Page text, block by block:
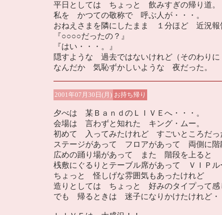
平日としては ちょっと 飲みすぎの帰り道。
私を かつての敬称で 呼ぶ人が・・・。
おねえさまを隣にしたまま １分ほど 近況報
『○○○○だったの？』
『はい・・・。』
隠すような 過去ではないけれど（そのわり
なんだか 気恥ずかしいような 夜だった。
2001年07月30日(月) お持ち帰り
夕べは 某ＢａｎｄのＬＩＶＥへ・・・。
会場は 言わずと知れた キング・ムー。
初めて 入ってみたけれど すごいところだっ
ステージがあって フロアがあって 両側に階
広めの踊り場があって また 階段を上ると
桟敷にぐるりとテーブル席があって ＶＩＰル
ちょっと 怪しげな雰囲気もあったけれど
造りとしては ちょっと 好みのタイプって感
でも 帰るときは 迷子になりかけたけれど・